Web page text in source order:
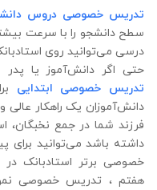
تدریس خصوصی دروس
سطح دانشجو را با سرعت
درسی می‌توانید روی
حتی اگر دانش‌آموز یا پدر
تدریس خصوصی ابتدایی
دانش‌آموزان یک راهکار
فرزند شما در جمع نخبگان،
داشته باشد می‌توانید برای
خصوصی برتر استادبانک
هفتم ، تدریس خصوصی